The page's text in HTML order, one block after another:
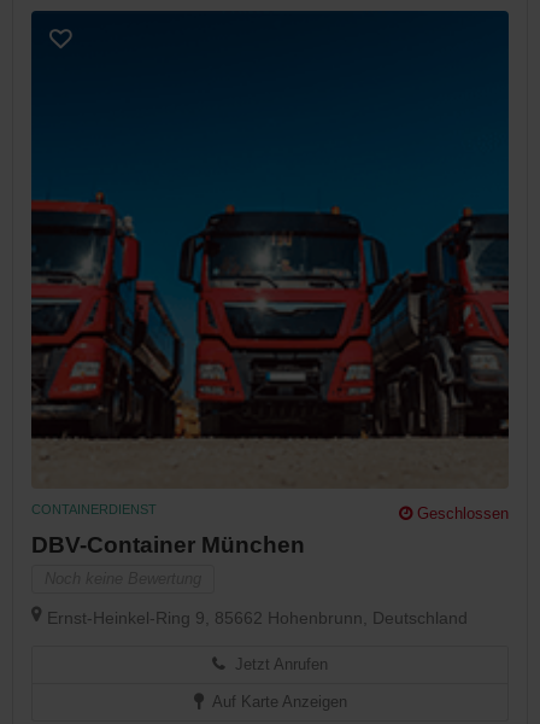
CONTAINERDIENST Geschlossen
DBV-Container München
Ernst-Heinkel-Ring 9, 85662 Hohenbrunn, Deutschland
Jetzt Anrufen
Auf Karte Anzeigen